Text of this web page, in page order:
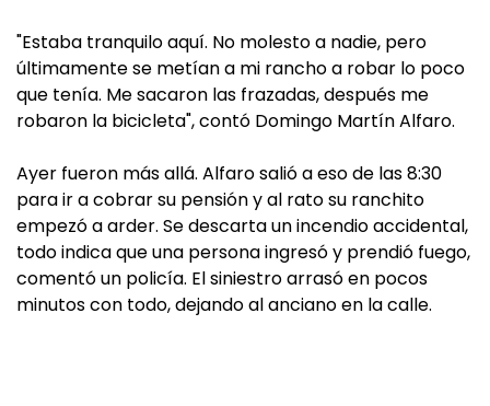
"Estaba tranquilo aquí. No molesto a nadie, pero
últimamente se metían a mi rancho a robar lo poco
que tenía. Me sacaron las frazadas, después me
robaron la bicicleta", contó Domingo Martín Alfaro.
Ayer fueron más allá. Alfaro salió a eso de las 8:30
para ir a cobrar su pensión y al rato su ranchito
empezó a arder. Se descarta un incendio accidental,
todo indica que una persona ingresó y prendió fuego,
comentó un policía. El siniestro arrasó en pocos
minutos con todo, dejando al anciano en la calle.